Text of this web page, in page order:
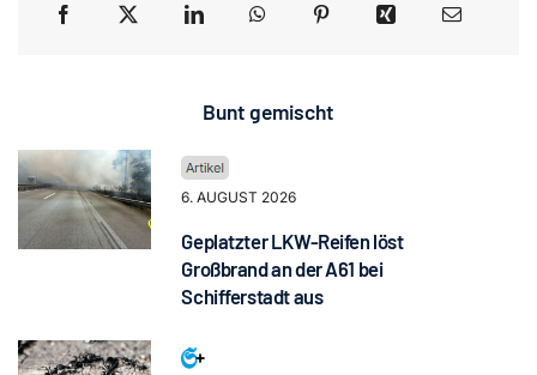
Bunt gemischt
6. AUGUST 2026
Geplatzter LKW-Reifen löst
Großbrand an der A61 bei
Schifferstadt aus